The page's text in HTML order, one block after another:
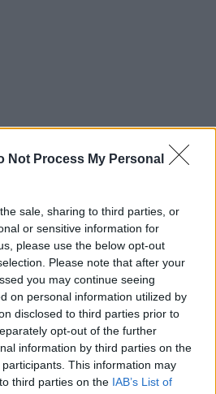
Not Process My Personal
sale, sharing to third parties, or
or sensitive information for
please use the below opt-out
Please note that after your
you may continue seeing
on personal information utilized by
disclosed to third parties prior to
opt-out of the further
information by third parties on the
participants. This information may
third parties on the IAB’s List of